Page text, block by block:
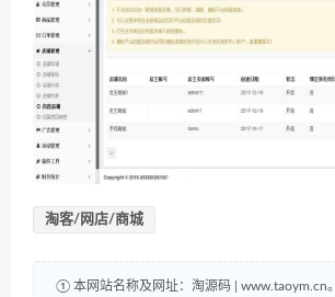
淘客/网店/商城
① 本网站名称及网址：淘源码 | www.taoym.cn。